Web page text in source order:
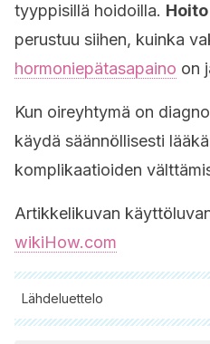
tyyppisillä hoidoilla.
perustuu siihen, kuinka
hormoniepätasapaino on
Kun oireyhtymä on
käydä säännöllisesti
komplikaatioiden
Artikkelikuvan
wikiHow.com
Lähdeluettelo
Kaikki lainatut lähteet